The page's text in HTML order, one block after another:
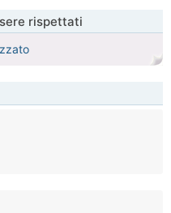
rispettati